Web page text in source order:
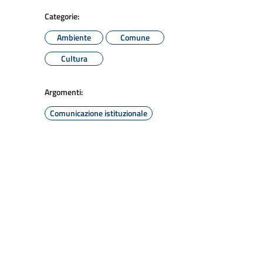
Categorie:
Ambiente
Comune
Cultura
Argomenti:
Comunicazione istituzionale